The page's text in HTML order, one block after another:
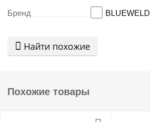
Бренд BLUEWELD
Найти похожие
Похожие товары